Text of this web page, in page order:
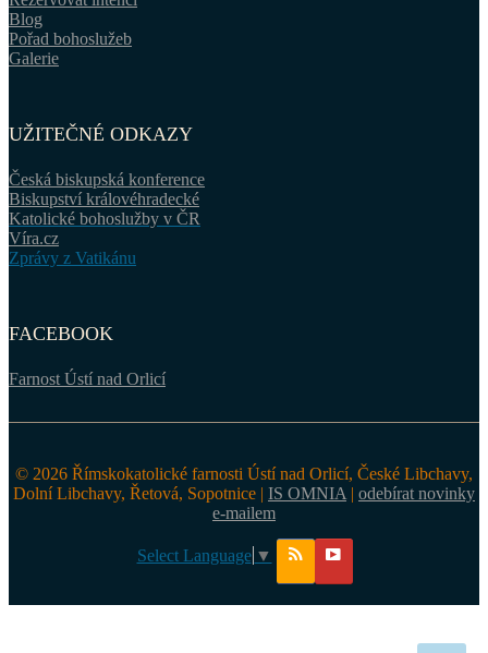
Blog
Pořad bohoslužeb
Galerie
UŽITEČNÉ ODKAZY
Česká biskupská konference
Biskupství královéhradecké
Katolické bohoslužby v ČR
Víra.cz
Zprávy z Vatikánu
FACEBOOK
Farnost Ústí nad Orlicí
© 2026 Římskokatolické farnosti Ústí nad Orlicí, České Libchavy,
Dolní Libchavy, Řetová, Sopotnice | IS OMNIA | odebírat novinky
e-mailem
Select Language ▼